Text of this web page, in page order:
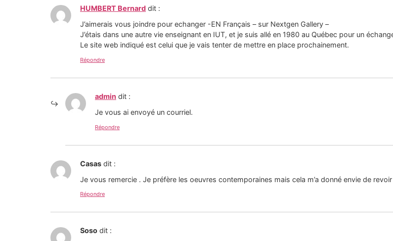
HUMBERT Bernard dit :
J’aimerais vous joindre pour echanger -EN Français – sur Nextgen Gallery –
J’étais dans une autre vie enseignant en IUT, et je suis allé en 1980 au Québec pour un
Le site web indiqué est celui que je vais tenter de mettre en place prochainement.
Répondre
admin dit :
Je vous ai envoyé un courriel.
Répondre
Casas dit :
Je vous remercie . Je préfère les oeuvres contemporaines mais cela m’a donné envie de
Répondre
Soso dit :